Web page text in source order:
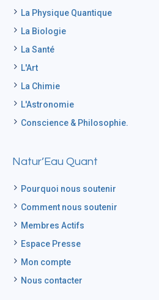
La Physique Quantique
La Biologie
La Santé
L'Art
La Chimie
L'Astronomie
Conscience & Philosophie.
Natur’Eau Quant
Pourquoi nous soutenir
Comment nous soutenir
Membres Actifs
Espace Presse
Mon compte
Nous contacter